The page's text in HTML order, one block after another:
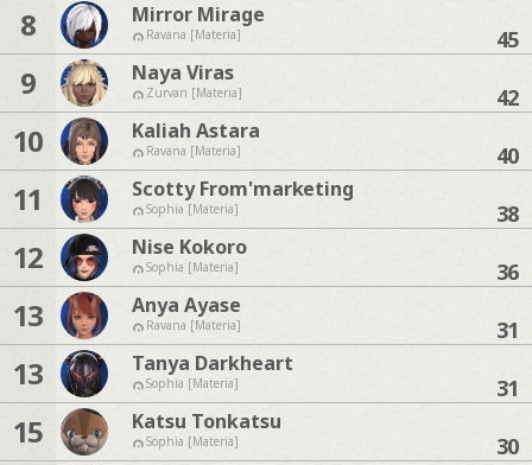
8 Mirror Mirage
Ravana [Materia] 45
9 Naya Viras
Zurvan [Materia] 42
10 Kaliah Astara
Ravana [Materia] 40
11 Scotty From'marketing
Sophia [Materia] 38
12 Nise Kokoro
Sophia [Materia] 36
13 Anya Ayase
Ravana [Materia] 31
13 Tanya Darkheart
Sophia [Materia] 31
15 Katsu Tonkatsu
Sophia [Materia] 30